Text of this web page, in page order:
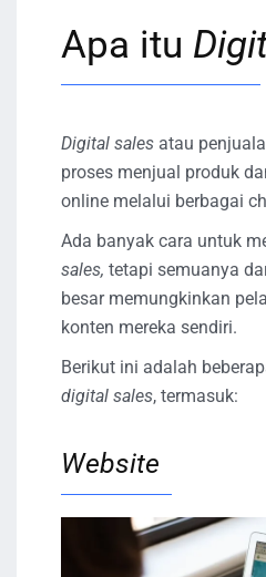
Apa itu
Digital sales atau
proses menjual produk
online melalui berbagai
Ada banyak cara untuk
sales, tetapi semuanya
besar memungkinkan
konten mereka sendiri.
Berikut ini adalah
digital sales, termasuk:
Website